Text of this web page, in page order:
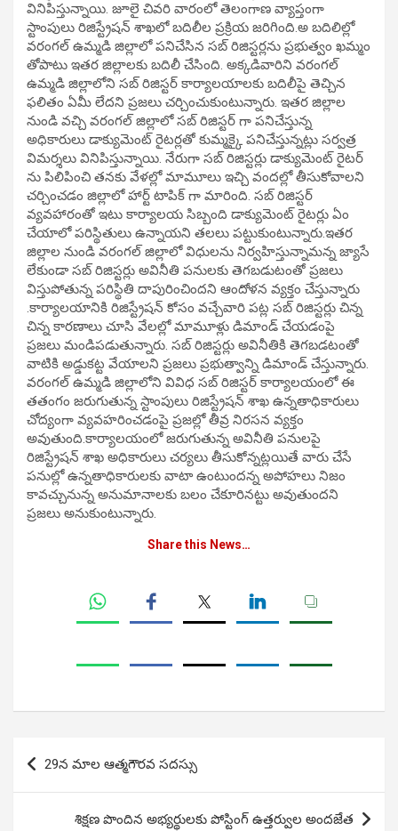
వినిపిస్తున్నాయి. జూలై చివరి వారంలో తెలంగాణ వ్యాప్తంగా
స్టాంపులు రిజిస్ట్రేషన్ శాఖలో బదిలీల ప్రక్రియ జరిగింది.అ బదిలిల్లో
వరంగల్ ఉమ్మడి జిల్లాలో పనిచేసిన సబ్ రిజిస్టర్లను ప్రభుత్వం ఖమ్మం
తోపాటు ఇతర జిల్లాలకు బదిలీ చేసింది. అక్కడివారిని వరంగల్
ఉమ్మడి జిల్లాలోని సబ్ రిజిస్టర్ కార్యాలయాలకు బదిలీపై తెచ్చిన
ఫలితం ఏమీ లేదని ప్రజలు చర్చించుకుంటున్నారు. ఇతర జిల్లాల
నుండి వచ్చి వరంగల్ జిల్లాలో సబ్ రిజిస్టర్ గా పనిచేస్తున్న
అధికారులు డాక్యుమెంట్ రైటర్లతో కుమ్మక్కై పనిచేస్తున్నట్లు సర్వత్ర
విమర్శలు వినిపిస్తున్నాయి. నేరుగా సబ్ రిజిస్టర్లు డాక్యుమెంట్ రైటర్
ను పిలిపించి తనకు వేళల్లో మామూలు ఇచ్చి వందల్లో తీసుకోవాలని
చర్చించడం జిల్లాలో హార్ట్ టాపిక్ గా మారింది. సబ్ రిజిస్టర్
వ్యవహారంతో ఇటు కార్యాలయ సిబ్బంది డాక్యుమెంట్ రైటర్లు ఏం
చేయాలో పరిస్థితులు ఉన్నాయని తలలు పట్టుకుంటున్నారు.ఇతర
జిల్లాల నుండి వరంగల్ జిల్లాలో విధులను నిర్వహిస్తున్నామన్న జ్యాసే
లేకుండా సబ్ రిజిస్టర్లు అవినీతి పనులకు తెగబడుటంతో ప్రజలు
విస్తుపోతున్న పరిస్థితి దాపురించిందని ఆందోళన వ్యక్తం చేస్తున్నారు
.కార్యాలయానికి రిజిస్ట్రేషన్ కోసం వచ్చేవారి పట్ల సబ్ రిజిస్టర్లు చిన్న
చిన్న కారణాలు చూసి వేలల్లో మామూళ్లు డిమాండ్ చేయడంపై
ప్రజలు మండిపడుతున్నారు. సబ్ రిజిస్టర్లు అవినీతికి తెగబడటంతో
వాటికి అడ్డుకట్ట వేయాలని ప్రజలు ప్రభుత్వాన్ని డిమాండ్ చేస్తున్నారు.
వరంగల్ ఉమ్మడి జిల్లాలోని వివిధ సబ్ రిజిస్టర్ కార్యాలయంలో ఈ
తతంగం జరుగుతున్న స్టాంపులు రిజిస్ట్రేషన్ శాఖ ఉన్నతాధికారులు
చోద్యంగా వ్యవహరించడంపై ప్రజల్లో తీవ్ర నిరసన వ్యక్తం
అవుతుంది.కార్యాలయంలో జరుగుతున్న అవినీతి పనులపై
రిజిస్ట్రేషన్ శాఖ అధికారులు చర్యలు తీసుకోన్నట్లయితే వారు చేసే
పనుల్లో ఉన్నతాధికారులకు వాటా ఉంటుందన్న అపోహలు నిజం
కావచ్చునున్న అనుమానాలకు బలం చేకూరినట్టు అవుతుందని
ప్రజలు అనుకుంటున్నారు.
Share this News…
Post
navigation
29న మాల ఆత్మగౌరవ సదస్సు
శిక్షణ పొందిన అభ్యర్థులకు పోస్టింగ్ ఉత్తర్వుల అందజేత